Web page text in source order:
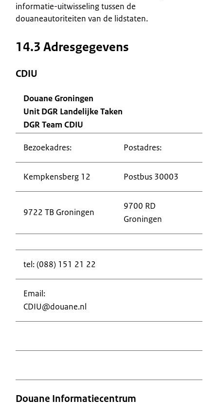
informatie-uitwisseling tussen de
douaneautoriteiten van de lidstaten.
14.3 Adresgegevens
CDIU
Douane Groningen
Unit DGR Landelijke Taken
DGR Team CDIU
Bezoekadres: Postadres:
Kempkensberg 12 Postbus 30003
9722 TB Groningen
9700 RD
Groningen
tel: (088) 151 21 22
Email:
CDIU@douane.nl
Douane Informatiecentrum